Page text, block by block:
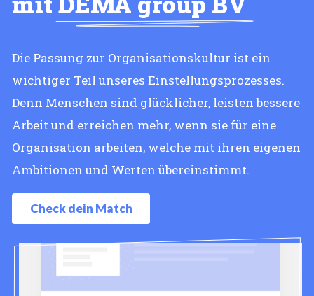
Die Passung zur Organisationskultur ist ein
wichtiger Teil unseres Einstellungsprozesses.
Denn Menschen sind glücklicher, leisten bessere
Arbeit und erreichen mehr, wenn sie für eine
Organisation arbeiten, welche mit ihren eigenen
Ambitionen und Werten übereinstimmt.
Check dein Match